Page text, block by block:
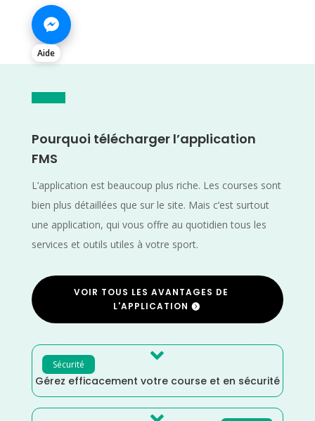
Aide
Pourquoi télécharger l’application
FMS
L’application est beaucoup plus riche. Les courses sont
bien plus détaillées que sur le site. Mais c’est surtout
une application, qui vous offre au quotidien tous les
services et outils utiles à votre sport.
VOIR TOUS LES AVANTAGES DE
L'APPLICATION
Sécurité 
Gérez efficacement votre course et en sécurité